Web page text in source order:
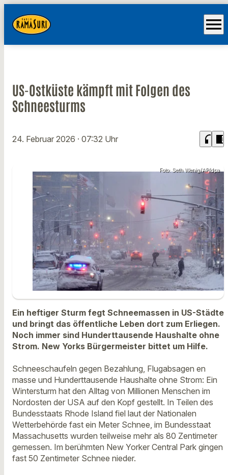
menu
US-Ostküste kämpft mit Folgen des
Schneesturms
24. Februar 2026 · 07:32 Uhr headphones chrome_reader_mode
Foto: Seth Wenig/AP/dpa
Ein heftiger Sturm fegt Schneemassen in US-Städte
und bringt das öffentliche Leben dort zum Erliegen.
Noch immer sind Hunderttausende Haushalte ohne
Strom. New Yorks Bürgermeister bittet um Hilfe.
Schneeschaufeln gegen Bezahlung, Flugabsagen en
masse und Hunderttausende Haushalte ohne Strom: Ein
Wintersturm hat den Alltag von Millionen Menschen im
Nordosten der USA auf den Kopf gestellt. In Teilen des
Bundesstaats Rhode Island fiel laut der Nationalen
Wetterbehörde fast ein Meter Schnee, im Bundesstaat
Massachusetts wurden teilweise mehr als 80 Zentimeter
gemessen. Im berühmten New Yorker Central Park gingen
fast 50 Zentimeter Schnee nieder.